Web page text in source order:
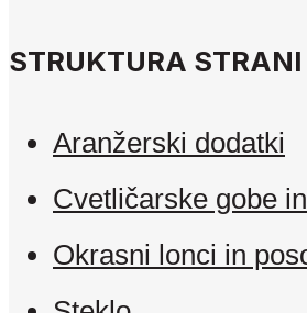
STRUKTURA STRANI
Aranžerski dodatki
Cvetličarske gobe
Okrasni lonci in